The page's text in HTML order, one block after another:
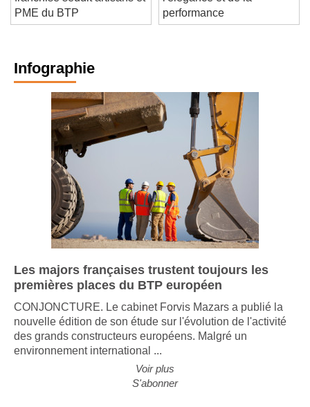
franchise séduit artisans et
PME du BTP
l'élégance et de la
performance
Infographie
Les majors françaises trustent toujours les
premières places du BTP européen
CONJONCTURE. Le cabinet Forvis Mazars a publié la
nouvelle édition de son étude sur l'évolution de l'activité
des grands constructeurs européens. Malgré un
Voir plus